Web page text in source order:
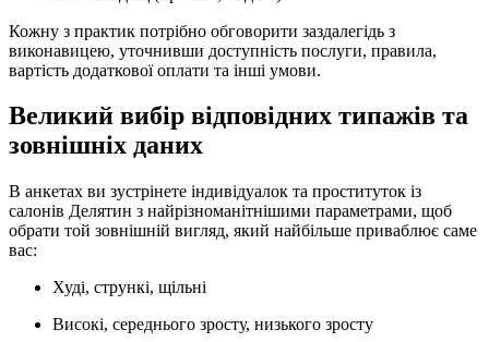
Кожну з практик потрібно обговорити заздалегідь з
виконавицею, уточнивши доступність послуги, правила,
вартість додаткової оплати та інші умови.
Великий вибір відповідних типажів та
зовнішніх даних
В анкетах ви зустрінете індивідуалок та проституток із
салонів Делятин з найрізноманітнішими параметрами, щоб
обрати той зовнішній вигляд, який найбільше приваблює саме
вас:
Худі, стрункі, щільні
Високі, середнього зросту, низького зросту